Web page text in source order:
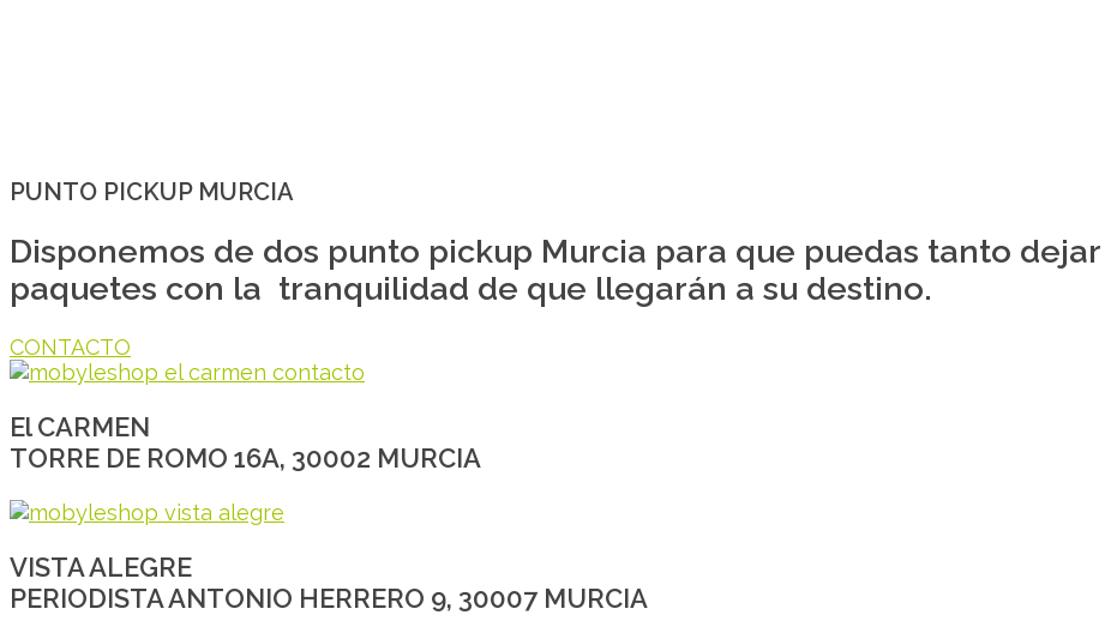
PUNTO PICKUP MURCIA
Disponemos de dos punto pickup Murcia para que puedas tanto
paquetes con la tranquilidad de que llegarán a su destino.
CONTACTO
El CARMEN
TORRE DE ROMO 16A, 30002 MURCIA
VISTA ALEGRE
PERIODISTA ANTONIO HERRERO 9, 30007 MURCIA